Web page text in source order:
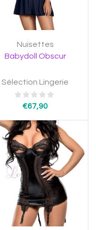
Nuisettes
Babydoll Obscur
Sélection Lingerie
€67,90